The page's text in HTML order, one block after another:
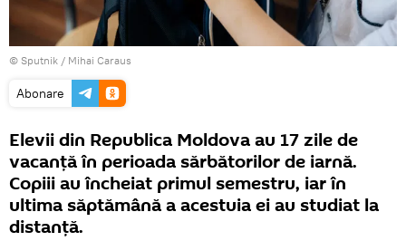
© Sputnik / Mihai Caraus
Abonare
Elevii din Republica Moldova au 17 zile de
vacanță în perioada sărbătorilor de iarnă.
Copiii au încheiat primul semestru, iar în
ultima săptămână a acestuia ei au studiat la
distanță.